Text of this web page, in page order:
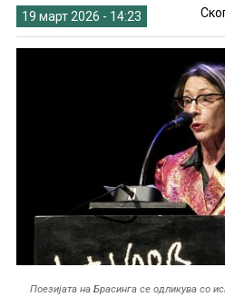
19 март 2026 - 14:23
Поезијата на Брасинга се одликува со